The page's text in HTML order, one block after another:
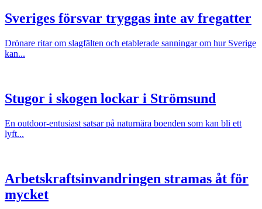
Sveriges försvar tryggas inte av fregatter
Drönare ritar om slagfälten och etablerade sanningar om hur Sverige
kan...
Stugor i skogen lockar i Strömsund
En outdoor-entusiast satsar på naturnära boenden som kan bli ett
lyft...
Arbetskraftsinvandringen stramas åt för
mycket